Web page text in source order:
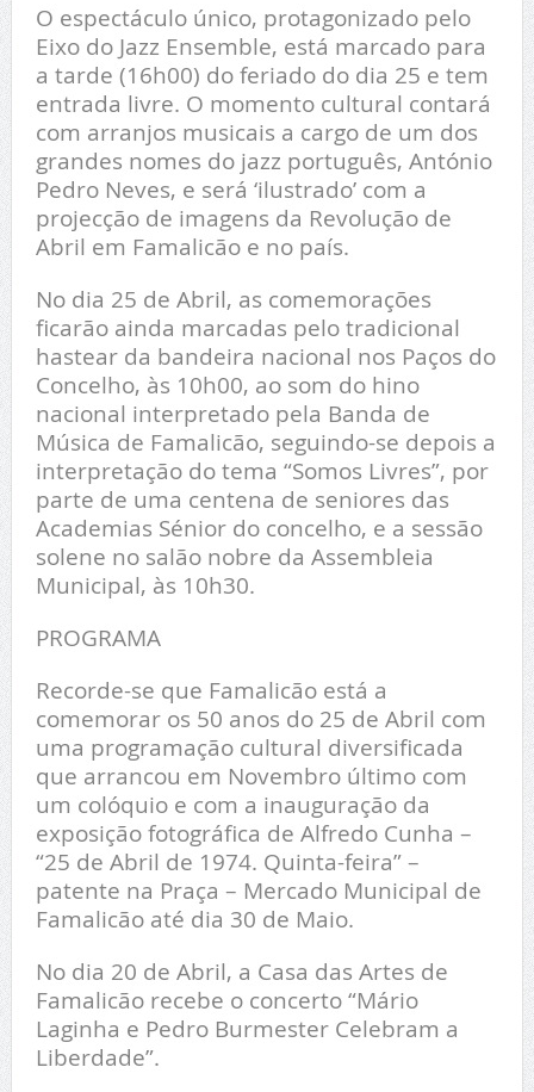
O espectáculo único, protagonizado pelo
Eixo do Jazz Ensemble, está marcado para
a tarde (16h00) do feriado do dia 25 e tem
entrada livre. O momento cultural contará
com arranjos musicais a cargo de um dos
grandes nomes do jazz português, António
Pedro Neves, e será ‘ilustrado’ com a
projecção de imagens da Revolução de
Abril em Famalicão e no país.
No dia 25 de Abril, as comemorações
ficarão ainda marcadas pelo tradicional
hastear da bandeira nacional nos Paços do
Concelho, às 10h00, ao som do hino
nacional interpretado pela Banda de
Música de Famalicão, seguindo-se depois a
interpretação do tema “Somos Livres”, por
parte de uma centena de seniores das
Academias Sénior do concelho, e a sessão
solene no salão nobre da Assembleia
Municipal, às 10h30.
PROGRAMA
Recorde-se que Famalicão está a
comemorar os 50 anos do 25 de Abril com
uma programação cultural diversificada
que arrancou em Novembro último com
um colóquio e com a inauguração da
exposição fotográfica de Alfredo Cunha –
“25 de Abril de 1974. Quinta-feira” –
patente na Praça – Mercado Municipal de
Famalicão até dia 30 de Maio.
No dia 20 de Abril, a Casa das Artes de
Famalicão recebe o concerto “Mário
Laginha e Pedro Burmester Celebram a
Liberdade”.